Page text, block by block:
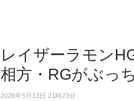
レイザーラモン
相方・RGがぶっ
2026年5月13日 21時23分